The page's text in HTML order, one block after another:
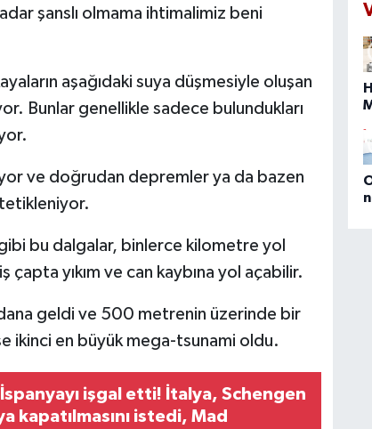
şanslı olmama ihtimalimiz beni
aşağıdaki suya düşmesiyle oluşan
Bunlar genellikle sadece bulundukları
ve doğrudan depremler ya da bazen
bu dalgalar, binlerce kilometre yol
çapta yıkım ve can kaybına yol açabilir.
geldi ve 500 metrenin üzerinde bir
ikinci en büyük mega-tsunami oldu.
işgal etti! İtalya, Schengen
kapatılmasını istedi, Mad